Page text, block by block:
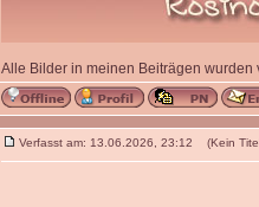
Alle Bilder in meinen Beiträgen wurden
Verfasst am: 13.06.2026, 23:12 (Kein